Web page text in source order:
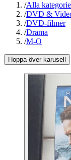
/Alla
/DVD &
/DVD-filmer
/Drama
/M-O
Hoppa över karusell